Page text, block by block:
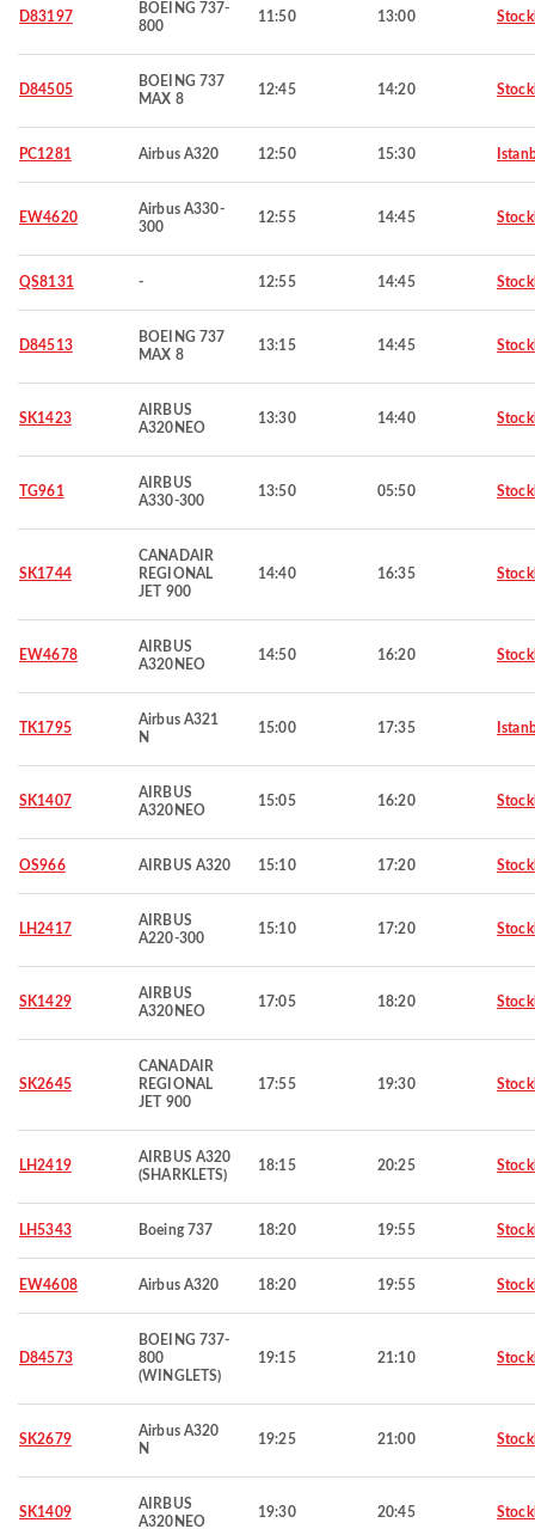
D83197
BOEING 737-
800
11:50 13:00
D84505
BOEING 737
MAX 8
12:45 14:20
PC1281 Airbus A320 12:50 15:30
EW4620
Airbus A330-
300
12:55 14:45
QS8131 - 12:55 14:45
D84513
BOEING 737
MAX 8
13:15 14:45
SK1423
AIRBUS
A320NEO
13:30 14:40
TG961
AIRBUS
A330-300
13:50 05:50
SK1744
CANADAIR
REGIONAL
JET 900
14:40 16:35
EW4678
AIRBUS
A320NEO
14:50 16:20
TK1795
Airbus A321
N
15:00 17:35
SK1407
AIRBUS
A320NEO
15:05 16:20
OS966 AIRBUS A320 15:10 17:20
LH2417
AIRBUS
A220-300
15:10 17:20
SK1429
AIRBUS
A320NEO
17:05 18:20
SK2645
CANADAIR
REGIONAL
JET 900
17:55 19:30
LH2419
AIRBUS A320
(SHARKLETS)
18:15 20:25
LH5343 Boeing 737 18:20 19:55
EW4608 Airbus A320 18:20 19:55
D84573
BOEING 737-
800
(WINGLETS)
19:15 21:10
SK2679
Airbus A320
N
19:25 21:00
SK1409
AIRBUS
A320NEO
19:30 20:45